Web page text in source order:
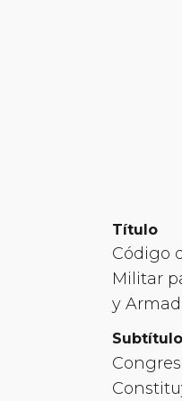
Título
Código
Militar
y
Subtítulo